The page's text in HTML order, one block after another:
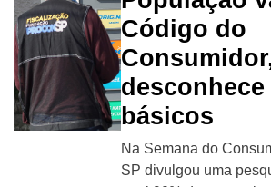
Código do
básicos
Na Semana do
SP divulgou uma